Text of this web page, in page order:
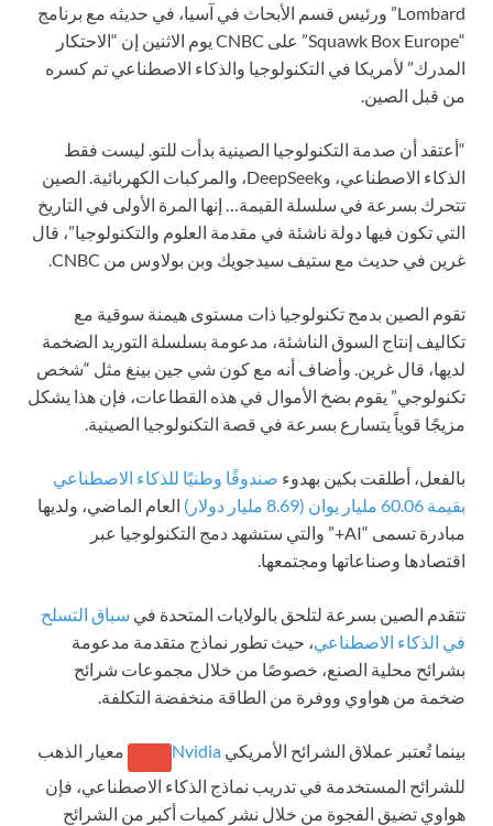
Lombard” ورئيس قسم الأبحاث في آسيا، في حديثه مع برنامج
“Squawk Box Europe” على CNBC يوم الاثنين إن “الاحتكار
المدرك” لأمريكا في التكنولوجيا والذكاء الاصطناعي تم كسره
من قبل الصين.
“أعتقد أن صدمة التكنولوجيا الصينية بدأت للتو. ليست فقط
الذكاء الاصطناعي، وDeepSeek، والمركبات الكهربائية. الصين
تتحرك بسرعة في سلسلة القيمة… إنها المرة الأولى في التاريخ
التي تكون فيها دولة ناشئة في مقدمة العلوم والتكنولوجيا”، قال
غرين في حديث مع ستيف سيدجويك وبن بولاوس من CNBC.
تقوم الصين بدمج تكنولوجيا ذات مستوى هيمنة سوقية مع
تكاليف إنتاج السوق الناشئة، مدعومة بسلسلة التوريد الضخمة
لديها، قال غرين. وأضاف أنه مع كون شي جين بينغ مثل “شخص
تكنولوجي” يقوم بضخ الأموال في هذه القطاعات، فإن هذا يشكل
مزيجًا قوياً يتسارع بسرعة في قصة التكنولوجيا الصينية.
بالفعل، أطلقت بكين بهدوء صندوقًا وطنيًا للذكاء الاصطناعي
بقيمة 60.06 مليار يوان (8.69 مليار دولار)
العام الماضي، ولديها
مبادرة تسمى “AI+” والتي ستشهد دمج التكنولوجيا عبر
اقتصادها وصناعاتها ومجتمعها.
تتقدم الصين بسرعة لتلحق بالولايات المتحدة في سباق التسلح
في الذكاء الاصطناعي، حيث تطور نماذج متقدمة مدعومة
بشرائح محلية الصنع، خصوصًا من خلال مجموعات شرائح
ضخمة من هواوي ووفرة من الطاقة منخفضة التكلفة.
بينما تُعتبر عملاق الشرائح الأمريكي Nvidia
معيار الذهب
للشرائح المستخدمة في تدريب نماذج الذكاء الاصطناعي، فإن
هواوي تضيق الفجوة من خلال نشر كميات أكبر من الشرائح